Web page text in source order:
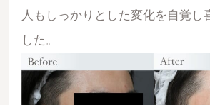
人もしっかりとした変化を自覚し
した。